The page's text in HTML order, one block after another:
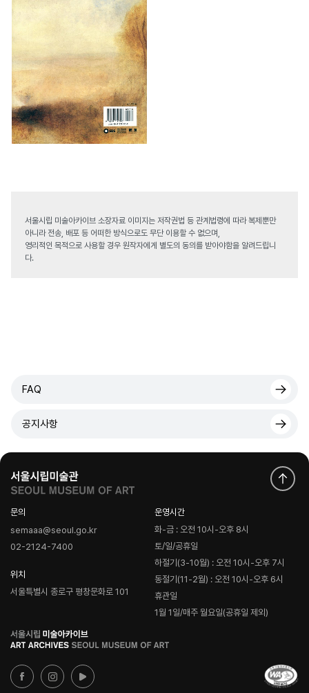
서울시립 미술아카이브 소장자료 이미지는 저작권법 등 관계법령에 따라 복제뿐만
아니라 전송, 배포 등 어떠한 방식으로도 무단 이용할 수 없으며,
영리적인 목적으로 사용할 경우 원작자에게 별도의 동의를 받아야함을 알려드립니
다.
FAQ
공지사항
문의
semaaa@seoul.go.kr
02-2124-7400
위치
서울특별시 종로구 평창문화로 101
운영시간
화-금 : 오전 10시-오후 8시
토/일/공휴일
하절기(3-10월) : 오전 10시-오후 7시
동절기(11-2월) : 오전 10시-오후 6시
휴관일
1월 1일/매주 월요일(공휴일 제외)
로
고